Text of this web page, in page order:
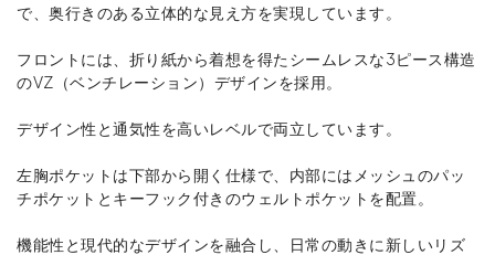
で、奥行きのある立体的な見え方を実現しています。
フロントには、折り紙から着想を得たシームレスな3ピース構造
のVZ（ベンチレーション）デザインを採用。
デザイン性と通気性を高いレベルで両立しています。
左胸ポケットは下部から開く仕様で、内部にはメッシュのパッ
チポケットとキーフック付きのウェルトポケットを配置。
機能性と現代的なデザインを融合し、日常の動きに新しいリズ